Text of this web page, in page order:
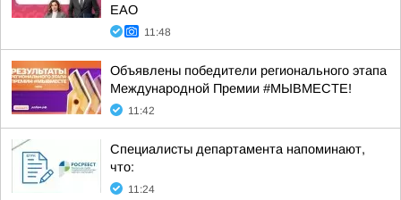
ЕАО
11:48
Объявлены победители регионального этапа
Международной Премии #МЫВМЕСТЕ!
11:42
Специалисты департамента напоминают,
что:
11:24